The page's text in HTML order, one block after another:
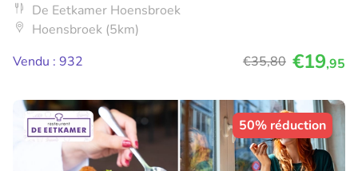
De Eetkamer Hoensbroek
Hoensbroek (5km)
Vendu : 932
€35,80 €19,95
50% réduction